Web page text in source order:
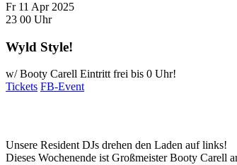
Fr 11 Apr 2025
23 00 Uhr
Wyld Style!
w/ Booty Carell Eintritt frei bis 0 Uhr!
Tickets FB-Event
Unsere Resident DJs drehen den Laden auf links!
Dieses Wochenende ist Großmeister Booty Carell